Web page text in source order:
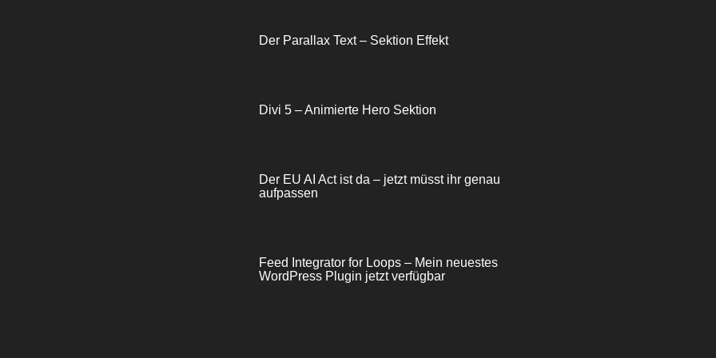
Der Parallax Text – Sektion Effekt
Divi 5 – Animierte Hero Sektion
Der EU AI Act ist da – jetzt müsst ihr genau
aufpassen
Feed Integrator for Loops – Mein neuestes
WordPress Plugin jetzt verfügbar